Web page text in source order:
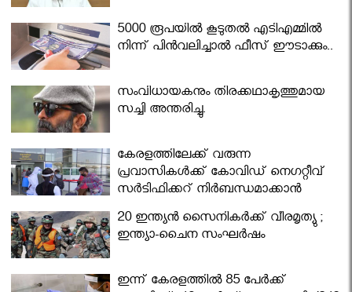
5000 രൂപയിൽ കൂടുതൽ എടിഎമ്മിൽ
നിന്ന് പിൻവലിച്ചാൽ ഫീസ് ഈടാക്കും..
സംവിധായകനും തിരക്കഥാകൃത്തുമായ
സച്ചി അന്തരിച്ചു.
കേരളത്തിലേക്ക് വരുന്ന
പ്രവാസികള്‍ക്ക് കോവിഡ് നെഗറ്റീവ്
സര്‍ട്ടിഫിക്കറ്റ് നിർബന്ധമാക്കാൻ
മന്ത്രിസഭ
20 ഇന്ത്യൻ സൈനികർക്ക് വീരമൃത്യു ;
ഇന്ത്യാ-ചൈന സംഘർഷം
ഇന്ന് കേരളത്തിൽ 85 പേർക്ക്